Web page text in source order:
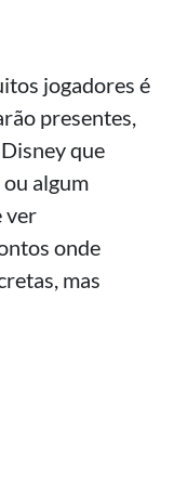
jogadores é
presentes,
que
algum
ver
onde
mas